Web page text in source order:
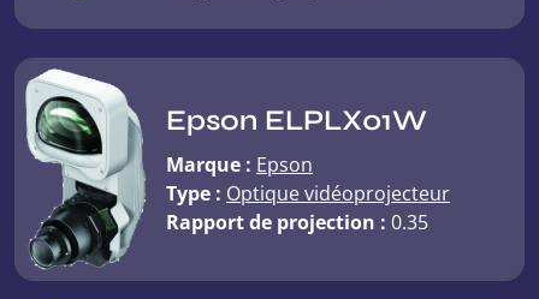
Epson ELPLX01W
Marque : Epson
Type : Optique vidéoprojecteur
Rapport de projection : 0.35